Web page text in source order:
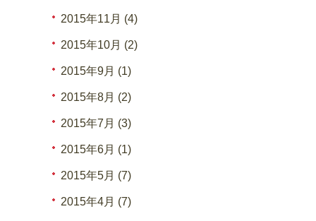
2015年11月 (4)
2015年10月 (2)
2015年9月 (1)
2015年8月 (2)
2015年7月 (3)
2015年6月 (1)
2015年5月 (7)
2015年4月 (7)